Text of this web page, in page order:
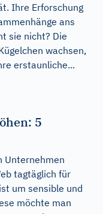
Ihre Erforschung
ans
sie nicht? Die
wachsen,
erstaunliche...
5
Unternehmen
tagtäglich für
um sensible und
möchte man